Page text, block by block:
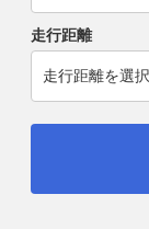
走行距離